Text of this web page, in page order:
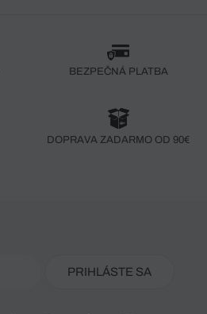
BEZPEČNÁ PLATBA
DOPRAVA ZADARMO OD 90€
PRIHLÁSTE SA